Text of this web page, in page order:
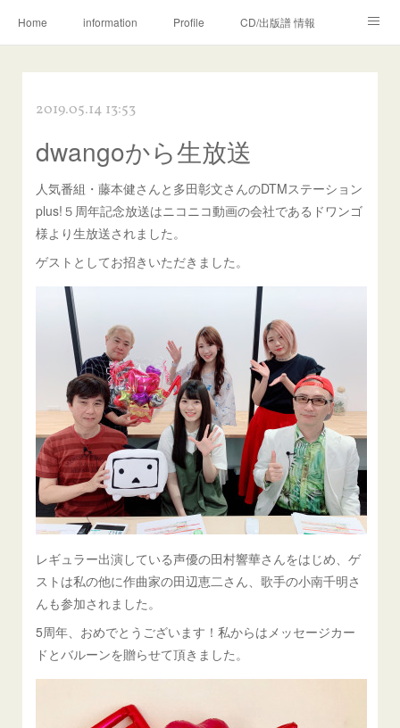
Home information Profile CD/出版譜 情報
木管五重奏カラフル
EWI MEMO
2019.05.14 13:53
dwangoから生放送
人気番組・藤本健さんと多田彰文さんのDTMステーション
plus!５周年記念放送はニコニコ動画の会社であるドワンゴ
様より生放送されました。
ゲストとしてお招きいただきました。
レギュラー出演している声優の田村響華さんをはじめ、ゲ
ストは私の他に作曲家の田辺恵二さん、歌手の小南千明さ
んも参加されました。
5周年、おめでとうございます！私からはメッセージカー
ドとバルーンを贈らせて頂きました。